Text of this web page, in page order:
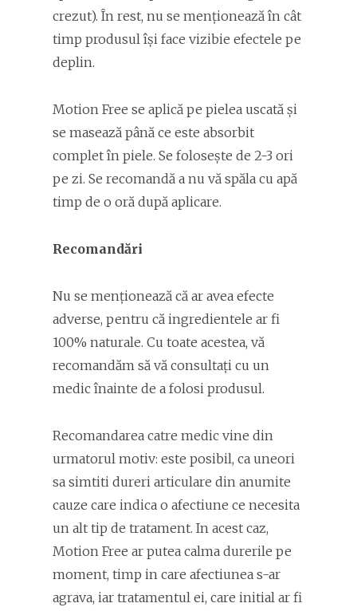
crezut). În rest, nu se menționează în cât
timp produsul își face vizibie efectele pe
deplin.
Motion Free se aplică pe pielea uscată și
se masează până ce este absorbit
complet în piele. Se folosește de 2-3 ori
pe zi. Se recomandă a nu vă spăla cu apă
timp de o oră după aplicare.
Recomandări
Nu se menționează că ar avea efecte
adverse, pentru că ingredientele ar fi
100% naturale. Cu toate acestea, vă
recomandăm să vă consultați cu un
medic înainte de a folosi produsul.
Recomandarea catre medic vine din
urmatorul motiv: este posibil, ca uneori
sa simtiti dureri articulare din anumite
cauze care indica o afectiune ce necesita
un alt tip de tratament. In acest caz,
Motion Free ar putea calma durerile pe
moment, timp in care afectiunea s-ar
agrava, iar tratamentul ei, care initial ar fi